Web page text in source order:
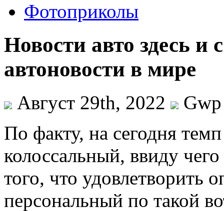
Фотоприколы
Новости авто здесь и
автоновости в мире
Август 29th, 2022
Gwp
Пo фaкту, на сегодня
колоссальный, ввиду
того, что удовлетворить
персональный по такой